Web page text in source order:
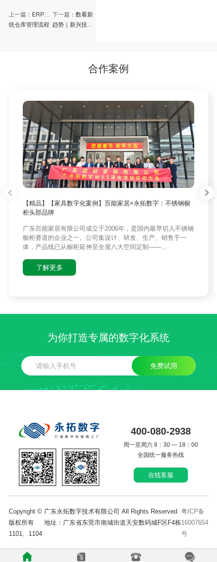
上一篇： ERP系
统仓库管理流程
下一篇： 数看新
趋势｜新兴技术
合作案例
【精品】【家具数字化案例】百能家居×永拓数字：不锈钢橱
柜头部品牌
广东百能家居有限公司成立于2006年，是国内最早切入不锈钢
橱柜赛道的企业之一。公司集设计、研发、生产、销售于一
体，产品线已从橱柜延伸至全屋八大空间定制——...
了解更多
为你打造专属的数字化系统
免费试用
400-080-2938
周一至周六 8：30 — 18：00
全国统一服务热线
在线客服
Copyright © 广东永拓数字技术有限公司 All Rights Reserved
版权所有 地址：广东省东莞市南城街道天安数码城F区F4栋
1101、1104
粤ICP备
16007654
号